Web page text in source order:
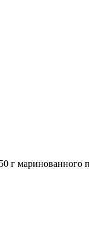
маринованного